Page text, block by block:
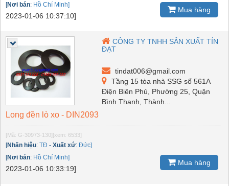
[Nơi bán: Hồ Chí Minh]
2023-01-06 10:37:10]
Mua hàng
CÔNG TY TNHH SẢN XUẤT TÍN
ĐẠT
tindat006@gmail.com
Tầng 15 tòa nhà SSG số 561A
Điện Biên Phủ, Phường 25, Quận
Bình Thạnh, Thành...
Long đền lò xo - DIN2093
[Mã: G-30973-130][xem: 6533]
[Nhãn hiệu: TĐ - Xuất xứ: Đức]
[Nơi bán: Hồ Chí Minh]
2023-01-06 10:33:19]
Mua hàng